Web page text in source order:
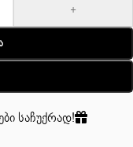
+
საჩუქრად!